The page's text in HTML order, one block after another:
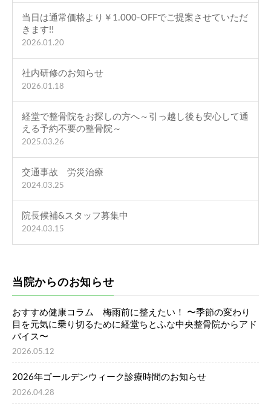
当日は通常価格より￥1.000-OFFでご提案させていただ
きます!!
2026.01.20
社内研修のお知らせ
2026.01.18
経堂で整骨院をお探しの方へ～引っ越し後も安心して通
える予約不要の整骨院～
2025.03.26
交通事故 労災治療
2024.03.25
院長候補&スタッフ募集中
2024.03.15
当院からのお知らせ
おすすめ健康コラム 梅雨前に整えたい！ 〜季節の変わり
目を元気に乗り切るために経堂ちとふな中央整骨院からアド
バイス〜
2026.05.12
2026年ゴールデンウィーク診療時間のお知らせ
2026.04.28